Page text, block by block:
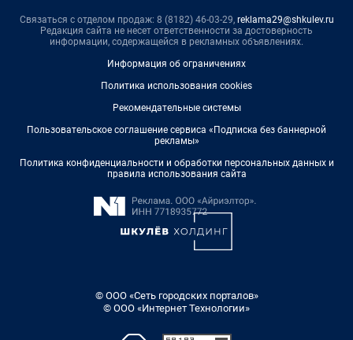
Связаться с отделом продаж: 8 (8182) 46-03-29, reklama29@shkulev.ru
Редакция сайта не несет ответственности за достоверность
информации, содержащейся в рекламных объявлениях.
Информация об ограничениях
Политика использования cookies
Рекомендательные системы
Пользовательское соглашение сервиса «Подписка без баннерной
рекламы»
Политика конфиденциальности и обработки персональных данных и
правила использования сайта
© ООО «Сеть городских порталов»
© ООО «Интернет Технологии»